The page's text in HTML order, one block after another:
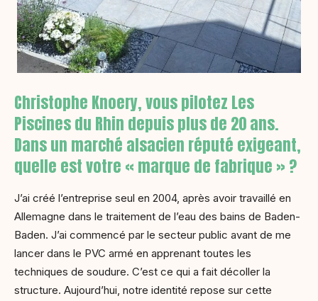
Christophe Knoery, vous pilotez Les
Piscines du Rhin depuis plus de 20 ans.
Dans un marché alsacien réputé exigeant,
quelle est votre « marque de fabrique » ?
J’ai créé l’entreprise seul en 2004, après avoir travaillé en
Allemagne dans le traitement de l’eau des bains de Baden-
Baden. J’ai commencé par le secteur public avant de me
lancer dans le PVC armé en apprenant toutes les
techniques de soudure. C’est ce qui a fait décoller la
structure. Aujourd’hui, notre identité repose sur cette